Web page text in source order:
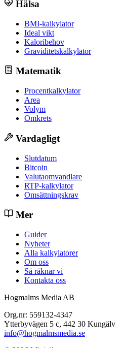
Hälsa
BMI-kalkylator
Ideal vikt
Kaloribehov
Graviditetskalkylator
Matematik
Procentkalkylator
Area
Volym
Omkrets
Vardagligt
Slutdatum
Bitcoin
Valutaomvandlare
RTP-kalkylator
Omsättningskrav
Mer
Guider
Nyheter
Alla kalkylatorer
Om oss
Så räknar vi
Kontakta oss
Hogmalms Media AB
Org.nr: 559132-4347
Ytterbyvägen 5 c, 442 30 Kungälv
info@hogmalmsmedia.se